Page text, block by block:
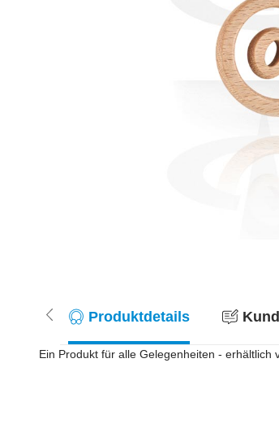
Produktdetails
Ein Produkt für alle Gelegenheiten -